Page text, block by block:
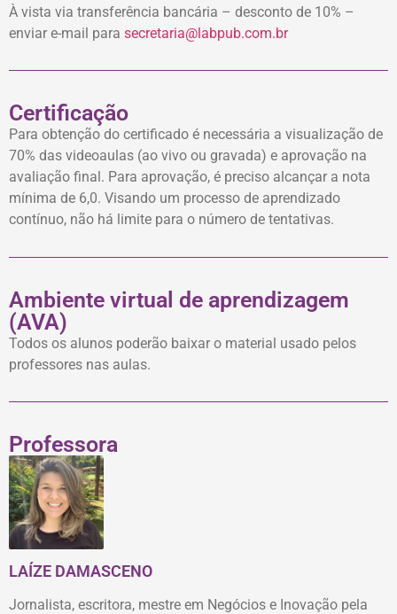
À vista via transferência bancária – desconto de 10% –
enviar e-mail para secretaria@labpub.com.br
Certificação
Para obtenção do certificado é necessária a visualização de
70% das videoaulas (ao vivo ou gravada) e aprovação na
avaliação final. Para aprovação, é preciso alcançar a nota
mínima de 6,0. Visando um processo de aprendizado
contínuo, não há limite para o número de tentativas.
Ambiente virtual de aprendizagem
(AVA)
Todos os alunos poderão baixar o material usado pelos
professores nas aulas.
Professora
LAÍZE DAMASCENO
Jornalista, escritora, mestre em Negócios e Inovação pela